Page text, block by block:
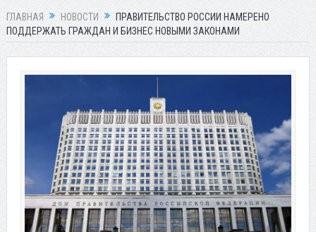
ГЛАВНАЯ НОВОСТИ
ПРАВИТЕЛЬСТВО РОССИИ НАМЕРЕНО
ПОДДЕРЖАТЬ ГРАЖДАН И БИЗНЕС НОВЫМИ ЗАКОНАМИ